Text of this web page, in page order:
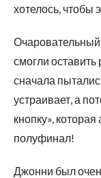
хотелось, чтобы
Очаровательный
смогли
сначала
устраивает, а
кнопку»,
полуфинал!
Джонни был